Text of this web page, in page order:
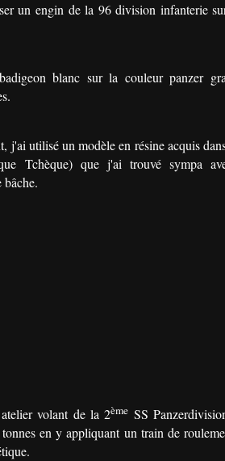
un engin de la 96 division infanterie
blanc sur la couleur panzer
j'ai utilisé un modèle en résine acquis
Tchèque) que j'ai trouvé sympa
volant de la 2ème SS
en y appliquant un train de